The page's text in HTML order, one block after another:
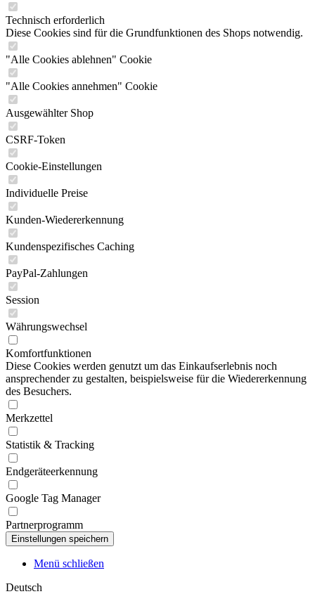
Technisch erforderlich
Diese Cookies sind für die Grundfunktionen des Shops notwendig.
"Alle Cookies ablehnen" Cookie
"Alle Cookies annehmen" Cookie
Ausgewählter Shop
CSRF-Token
Cookie-Einstellungen
Individuelle Preise
Kunden-Wiedererkennung
Kundenspezifisches Caching
PayPal-Zahlungen
Session
Währungswechsel
Komfortfunktionen
Diese Cookies werden genutzt um das Einkaufserlebnis noch
ansprechender zu gestalten, beispielsweise für die Wiedererkennung
des Besuchers.
Merkzettel
Statistik & Tracking
Endgeräteerkennung
Google Tag Manager
Partnerprogramm
Menü schließen
Deutsch